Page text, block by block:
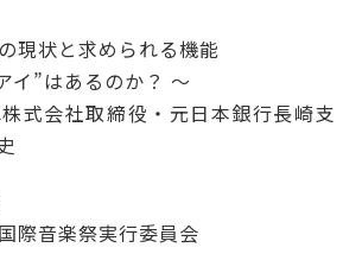
現状と求められる機能
”はあるのか？ ～
会社取締役・元日本銀行長崎支
際音楽祭実行委員会